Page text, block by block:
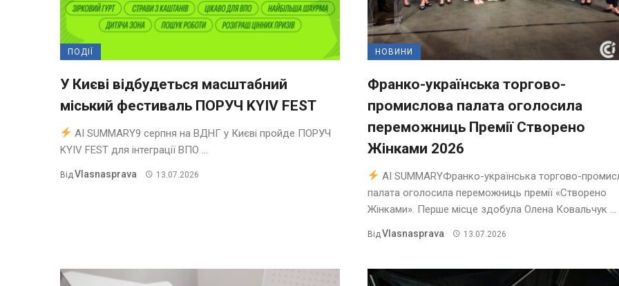
ПОДІЇ
У Києві відбудеться масштабний
міський фестиваль ПОРУЧ KYIV FEST
AI SUMMARY9 серпня на ВДНГ у Києві пройде ПОРУЧ
KYIV FEST для інтеграції ВПО ...
Від Vlasnasprava 13.07.2026
НОВИНИ
Франко-українська торгово-
промислова палата оголосила
переможниць Премії Створено
Жінками 2026
AI SUMMARYФранко-українська торгово-
палата оголосила переможниць премії «Створено
Жінками». Перше місце здобула Олена Ковальчук ...
Від Vlasnasprava 13.07.2026